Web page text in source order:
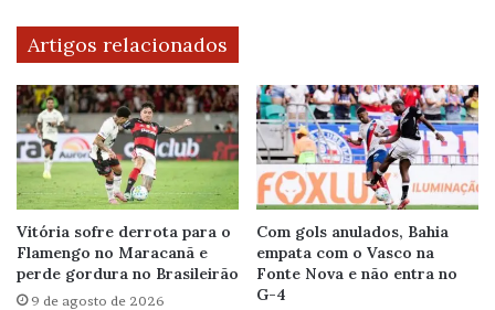
Artigos relacionados
Vitória sofre derrota para o
Flamengo no Maracanã e
perde gordura no Brasileirão
9 de agosto de 2026
Com gols anulados, Bahia
empata com o Vasco na
Fonte Nova e não entra no
G-4